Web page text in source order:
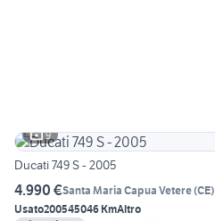
9
Ducati 749 S - 2005
4.990 €Santa Maria Capua Vetere(CE)
Usato200545046 KmAltro